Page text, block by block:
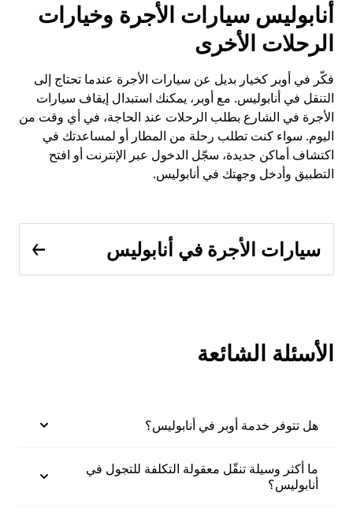
أنابوليس سيارات الأجرة وخيارات
الرحلات الأخرى
فكّر في أوبر كخيار بديل عن سيارات الأجرة عندما تحتاج إلى
التنقل في أنابوليس. مع أوبر، يمكنك استبدال إيقاف سيارات
الأجرة في الشارع بطلب الرحلات عند الحاجة، في أي وقت من
اليوم. سواء كنت تطلب رحلة من المطار أو لمساعدتك في
اكتشاف أماكن جديدة، سجّل الدخول عبر الإنترنت أو افتح
التطبيق وأدخل وجهتك في أنابوليس.
سيارات الأجرة في أنابوليس
الأسئلة الشائعة
هل تتوفر خدمة أوبر في أنابوليس؟
ما أكثر وسيلة تنقّل معقولة التكلفة للتجول في
أنابوليس؟